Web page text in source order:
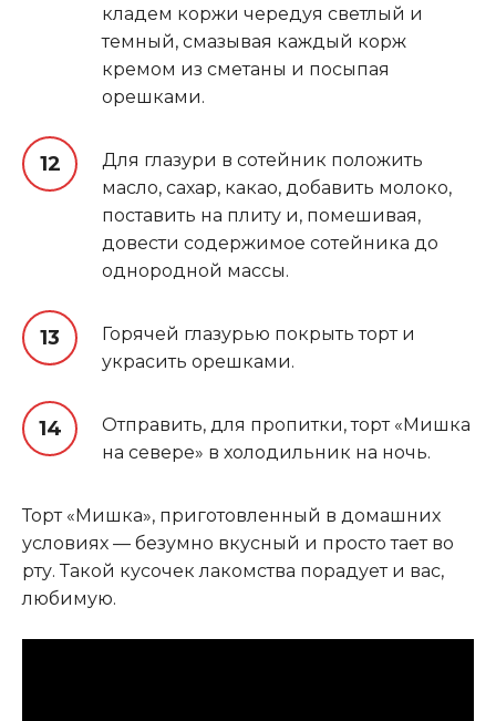
кладем коржи чередуя светлый и
темный, смазывая каждый корж
кремом из сметаны и посыпая
орешками.
Для глазури в сотейник положить
масло, сахар, какао, добавить молоко,
поставить на плиту и, помешивая,
довести содержимое сотейника до
однородной массы.
Горячей глазурью покрыть торт и
украсить орешками.
Отправить, для пропитки, торт «Мишка
на севере» в холодильник на ночь.
Торт «Мишка», приготовленный в домашних
условиях — безумно вкусный и просто тает во
рту. Такой кусочек лакомства порадует и вас,
любимую.